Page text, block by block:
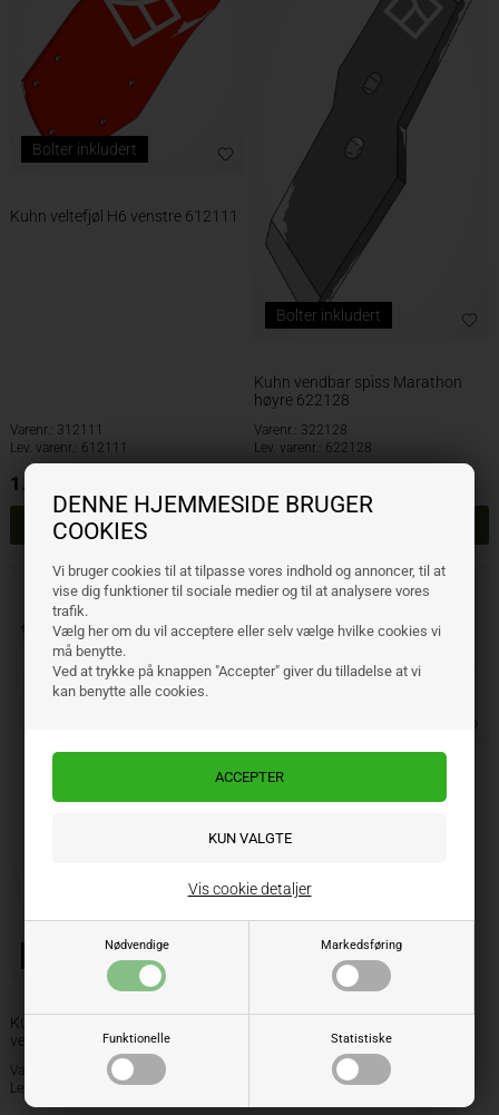
DENNE HJEMMESIDE BRUGER
COOKIES
Vi bruger cookies til at tilpasse vores indhold og annoncer, til at
vise dig funktioner til sociale medier og til at analysere vores
trafik.
Vælg her om du vil acceptere eller selv vælge hvilke cookies vi
må benytte.
Ved at trykke på knappen "Accepter" giver du tilladelse at vi
kan benytte alle cookies.
Nødvendige Markedsføring
Funktionelle Statistiske
Vis cookie detaljer
Bolter inkludert
Kuhn veltefjøl H6 venstre 612111
Varenr.: 312111
Lev. varenr.: 612111
1.889,00
Bolter inkludert
Kuhn vendbar spiss Marathon
høyre 622128
Varenr.: 322128
Lev. varenr.: 622128
Bolter inkludert
Kuhn vendbar spiss Marathon
venstre 622129
Varenr.: 322129
Lev. varenr.: 622129
4%
Kuhn vendbar spiss Olympic
ARMATEC høyre 622174
Varenr.: 322174AR
Lev. varenr.: 622174AR